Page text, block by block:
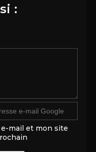
:
mail et mon site